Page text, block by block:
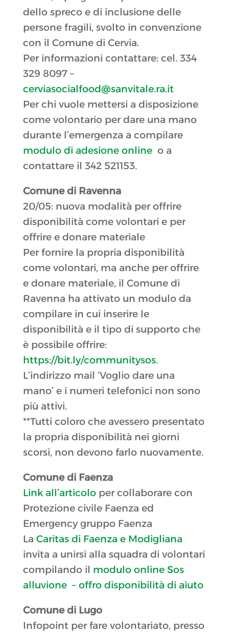
dello spreco e di inclusione delle
persone fragili, svolto in convenzione
con il Comune di Cervia.
Per informazioni contattare: cel. 334
329 8097 –
cerviasocialfood@sanvitale.ra.it
Per chi vuole mettersi a disposizione
come volontario per dare una mano
durante l’emergenza a compilare
modulo di adesione online o a
contattare il 342 521153.
Comune di Ravenna
20/05: nuova modalità per offrire
disponibilità come volontari e per
offrire e donare materiale
Per fornire la propria disponibilità
come volontari, ma anche per offrire
e donare materiale, il Comune di
Ravenna ha attivato un modulo da
compilare in cui inserire le
disponibilità e il tipo di supporto che
è possibile offrire:
https://bit.ly/communitysos.
L’indirizzo mail ‘Voglio dare una
mano’ e i numeri telefonici non sono
più attivi.
**Tutti coloro che avessero presentato
la propria disponibilità nei giorni
scorsi, non devono farlo nuovamente.
Comune di Faenza
Link all’articoloper collaborare con
Protezione civile Faenza ed
Emergency gruppo Faenza
La Caritas di Faenza e Modigliana
invita a unirsi alla squadra di volontari
compilando il modulo online Sos
alluvione – offro disponibilità di aiuto
Comune di Lugo
Infopoint per fare volontariato, presso